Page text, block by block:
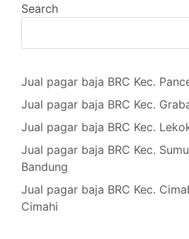
Search
Jual pagar baja BRC Kec.
Jual pagar baja BRC Kec.
Jual pagar baja BRC Kec.
Jual pagar baja BRC Kec.
Bandung
Jual pagar baja BRC Kec.
Cimahi